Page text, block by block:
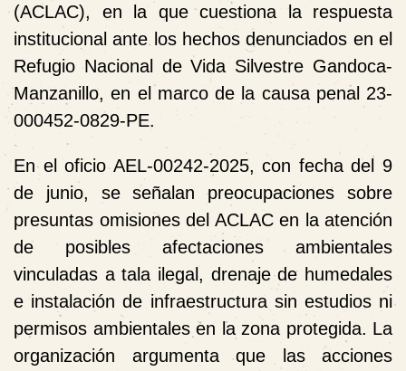
(ACLAC), en la que cuestiona la respuesta
institucional ante los hechos denunciados en el
Refugio Nacional de Vida Silvestre Gandoca-
Manzanillo, en el marco de la causa penal 23-
000452-0829-PE.
En el oficio AEL-00242-2025, con fecha del 9
de junio, se señalan preocupaciones sobre
presuntas omisiones del ACLAC en la atención
de posibles afectaciones ambientales
vinculadas a tala ilegal, drenaje de humedales
e instalación de infraestructura sin estudios ni
permisos ambientales en la zona protegida. La
organización argumenta que las acciones